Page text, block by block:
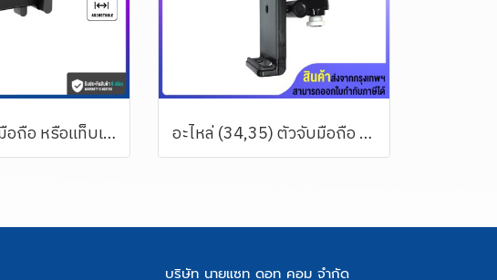
อะไหล่ ตัวจับมือถือ หรือแท็บเล็ต ขนาด 4.7-15 นิ้ว ERGONOZ รุ่น TABLET HOLDER Ver.2 (ใช้กับเพลทขาตั้งจอ BDEE ได้) อะไหล่ (34,35) ตัวจับมือถือ หรือแท็บเล็ต 6-12.9 นิ้ว ใช้กับแขน รุ่น LTS-111 ,LTS-333 TS-2021, TS-2022 และแขนของรุ่น MS-3xxx (มีสีดำและสีขาว)
บริษัท นายแซท ดอท คอม จำกัด